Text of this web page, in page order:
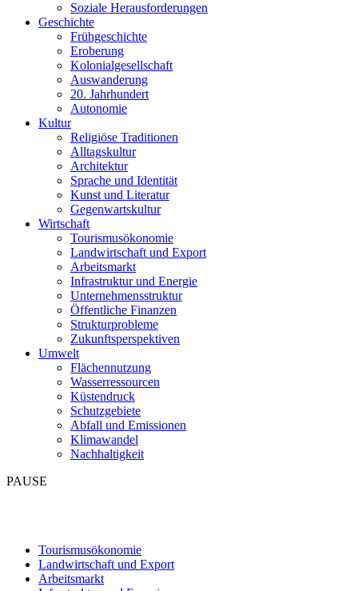
Soziale Herausforderungen
Geschichte
Frühgeschichte
Eroberung
Kolonialgesellschaft
Auswanderung
20. Jahrhundert
Autonomie
Kultur
Religiöse Traditionen
Alltagskultur
Architektur
Sprache und Identität
Kunst und Literatur
Gegenwartskultur
Wirtschaft
Tourismusökonomie
Landwirtschaft und Export
Arbeitsmarkt
Infrastruktur und Energie
Unternehmensstruktur
Öffentliche Finanzen
Strukturprobleme
Zukunftsperspektiven
Umwelt
Flächennutzung
Wasserressourcen
Küstendruck
Schutzgebiete
Abfall und Emissionen
Klimawandel
Nachhaltigkeit
PAUSE
Tourismusökonomie
Landwirtschaft und Export
Arbeitsmarkt